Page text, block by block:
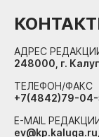
АДРЕС
248000, г.
ТЕЛЕФОН/ФАКС
+7(4842)79-
E-MAIL